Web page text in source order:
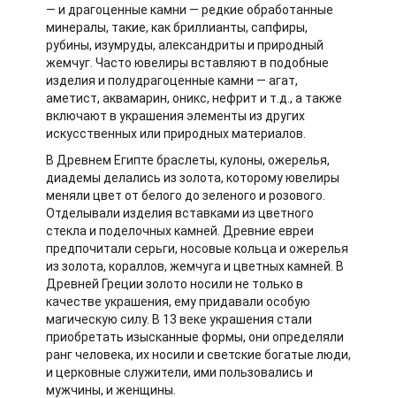
— и драгоценные камни — редкие обработанные
минералы, такие, как бриллианты, сапфиры,
рубины, изумруды, александриты и природный
жемчуг. Часто ювелиры вставляют в подобные
изделия и полудрагоценные камни — агат,
аметист, аквамарин, оникс, нефрит и т.д., а также
включают в украшения элементы из других
искусственных или природных материалов.
В Древнем Египте браслеты, кулоны, ожерелья,
диадемы делались из золота, которому ювелиры
меняли цвет от белого до зеленого и розового.
Отделывали изделия вставками из цветного
стекла и поделочных камней. Древние евреи
предпочитали серьги, носовые кольца и ожерелья
из золота, кораллов, жемчуга и цветных камней. В
Древней Греции золото носили не только в
качестве украшения, ему придавали особую
магическую силу. В 13 веке украшения стали
приобретать изысканные формы, они определяли
ранг человека, их носили и светские богатые люди,
и церковные служители, ими пользовались и
мужчины, и женщины.